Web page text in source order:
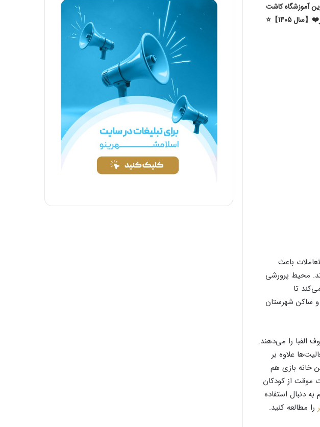
بهترین آموزشگاه کاشت
1405】⭐️
باعث
محیط پرورشی
تا
و ساکن شهرستان
الفبا را می‌دهند.
علاوه بر
خانه بازی هم
موقت از کودکان
دنبال استفاده
را مطالعه کنید.